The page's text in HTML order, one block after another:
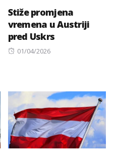
Stiže promjena
vremena u Austriji
pred Uskrs
Posted
01/04/2026